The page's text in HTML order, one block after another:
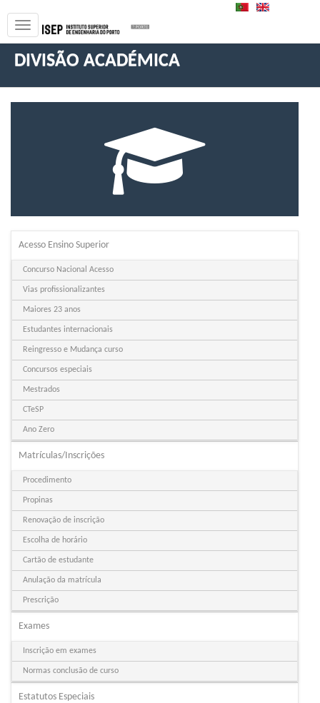
PT
DIVISÃO ACADÉMICA
Acesso Ensino Superior
Concurso Nacional Acesso
Vias profissionalizantes
Maiores 23 anos
Estudantes internacionais
Reingresso e Mudança curso
Concursos especiais
Mestrados
CTeSP
Ano Zero
Matrículas/Inscrições
Procedimento
Propinas
Renovação de inscrição
Escolha de horário
Cartão de estudante
Anulação da matrícula
Prescrição
Exames
Inscrição em exames
Normas conclusão de curso
Estatutos Especiais